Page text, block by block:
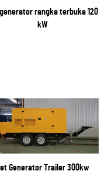
rangka terbuka 120
kW
Generator Trailer 300kw